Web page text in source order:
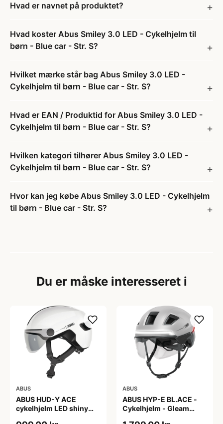
Hvad er navnet på produktet?
Hvad koster Abus Smiley 3.0 LED - Cykelhjelm til
børn - Blue car - Str. S?
Hvilket mærke står bag Abus Smiley 3.0 LED -
Cykelhjelm til børn - Blue car - Str. S?
Hvad er EAN / Produktid for Abus Smiley 3.0 LED -
Cykelhjelm til børn - Blue car - Str. S?
Hvilken kategori tilhører Abus Smiley 3.0 LED -
Cykelhjelm til børn - Blue car - Str. S?
Hvor kan jeg købe Abus Smiley 3.0 LED - Cykelhjelm
til børn - Blue car - Str. S?
Du er måske interesseret i
ABUS
ABUS HUD-Y ACE
cykelhjelm LED shiny
ABUS
ABUS HYP-E BL.ACE -
Cykelhjelm - Gleam